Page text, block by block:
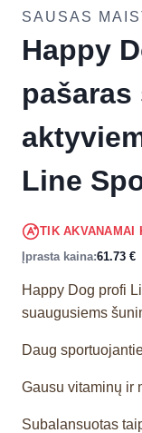
SAUSAS
Happy
pašaras
Line
TIK AKVANAMAI
Įprasta kaina:61.73 €
Happy Dog profi
suaugusiems
Daug
Gausu vitaminų ir
Subalansuotas